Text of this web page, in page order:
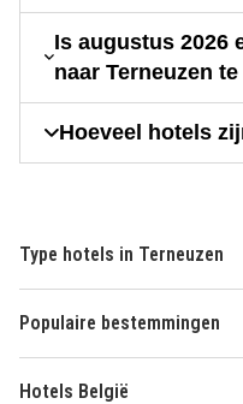
Is augustus 2026
naar Terneuzen
Hoeveel hotels
Type hotels in Terneuzen
Populaire bestemmingen
Hotels België